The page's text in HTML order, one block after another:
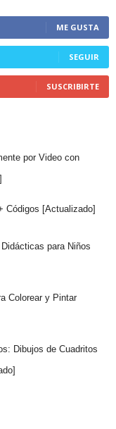
ME GUSTA
SEGUIR
SUSCRIBIRTE
por Video con
Códigos [Actualizado]
para Niños
Colorear y Pintar
Dibujos de Cuadritos